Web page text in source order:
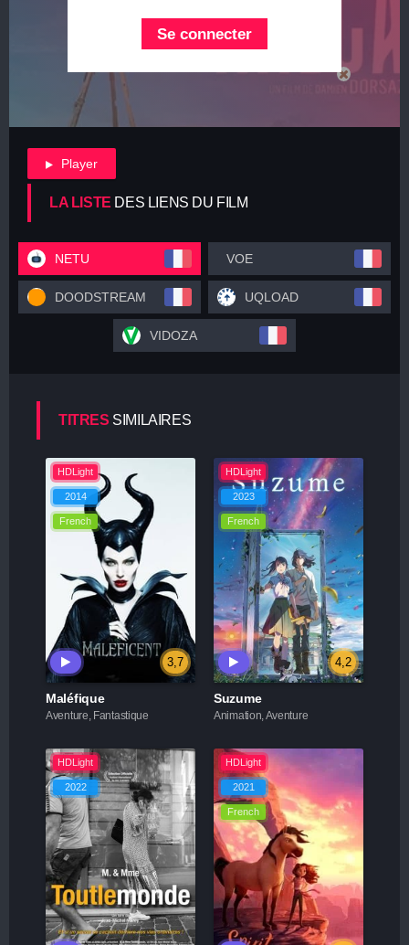
Se connecter
Player
LA LISTE DES LIENS DU FILM
NETU VOE
DOODSTREAM UQLOAD
VIDOZA
TITRES SIMILAIRES
HDLight
2014
French
3,7
Maléfique
Aventure, Fantastique
HDLight
2023
French
4,2
Suzume
Animation, Aventure
HDLight
2022
HDLight
2021
French